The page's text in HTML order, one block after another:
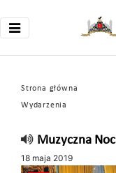
Strona główna
Wydarzenia
Muzyczna
18 maja 2019